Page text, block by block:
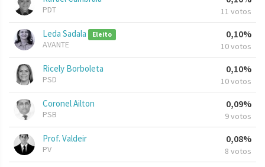
PDT 11 votos
Leda Sadala Eleito
AVANTE
0,10%
10 votos
Ricely Borboleta
PSD
0,10%
10 votos
Coronel Ailton
PSB
0,09%
9 votos
Prof. Valdeir
PV
0,08%
8 votos